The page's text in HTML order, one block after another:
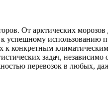
От арктических
успешному использованию
к конкретным
задач, независимо
перевозок в любых,